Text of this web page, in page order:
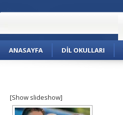
ANASAYFA DIL OKULLARI
[Show slideshow]